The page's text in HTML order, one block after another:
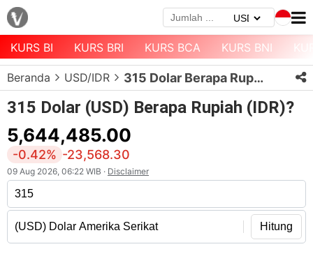
Menu
Halaman
Depan
Daftar
Mata
Uang
Daftar
Kurs
Bank
KURS BI KURS BRI KURS BCA KURS BNI
Beranda USD/IDR 315 Dolar Berapa Rupiah?
315 Dolar (USD) Berapa Rupiah (IDR)?
5,644,485.00
-0.42% -23,568.30
09 Aug 2026, 06:22 WIB · Disclaimer
Hitung